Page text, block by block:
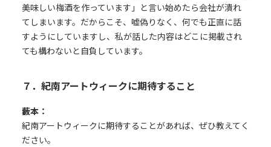
美味しい梅酒を作っています」と言い始めたら会社が潰れ
てしまいます。だからこそ、嘘偽りなく、何でも正直に話
すようにしていますし、私が話した内容はどこに掲載され
ても構わないと自負しています。
７．紀南アートウィークに期待すること
藪本：
紀南アートウィークに期待することがあれば、ぜひ教えてく
ださい。